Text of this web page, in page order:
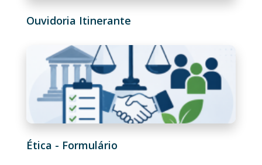
Ouvidoria Itinerante
Ética - Formulário